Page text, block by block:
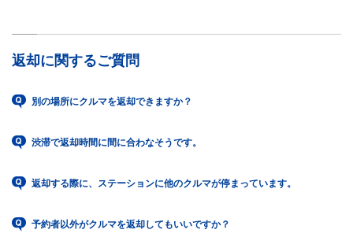
返却に関するご質問
別の場所にクルマを返却できますか？
渋滞で返却時間に間に合わなそうです。
返却する際に、ステーションに他のクルマが停まっています。
予約者以外がクルマを返却してもいいですか？